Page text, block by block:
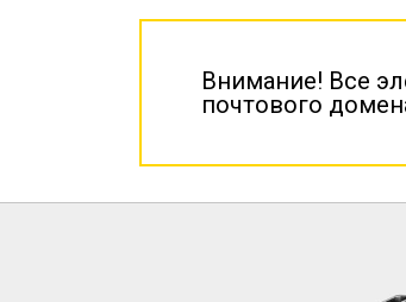
Внимание! Все
почтового